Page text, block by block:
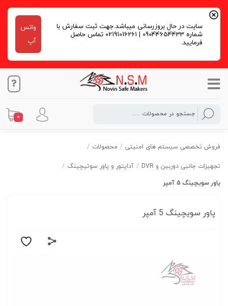
سایت در حال بروزرسانی میباشد.جهت ثبت سفارش با
شماره 09044654433 | 02191016261 تماس حاصل
فرمایید.
واتس
آپ
0
فروش تخصصی سیستم های امنیتی / محصولات /
تجهیزات جانبی دوربین و DVR
/ آداپتور و پاور سوئیچینگ /
پاور سویچینگ 5 آمپر
پاور سویچینگ 5 آمپر